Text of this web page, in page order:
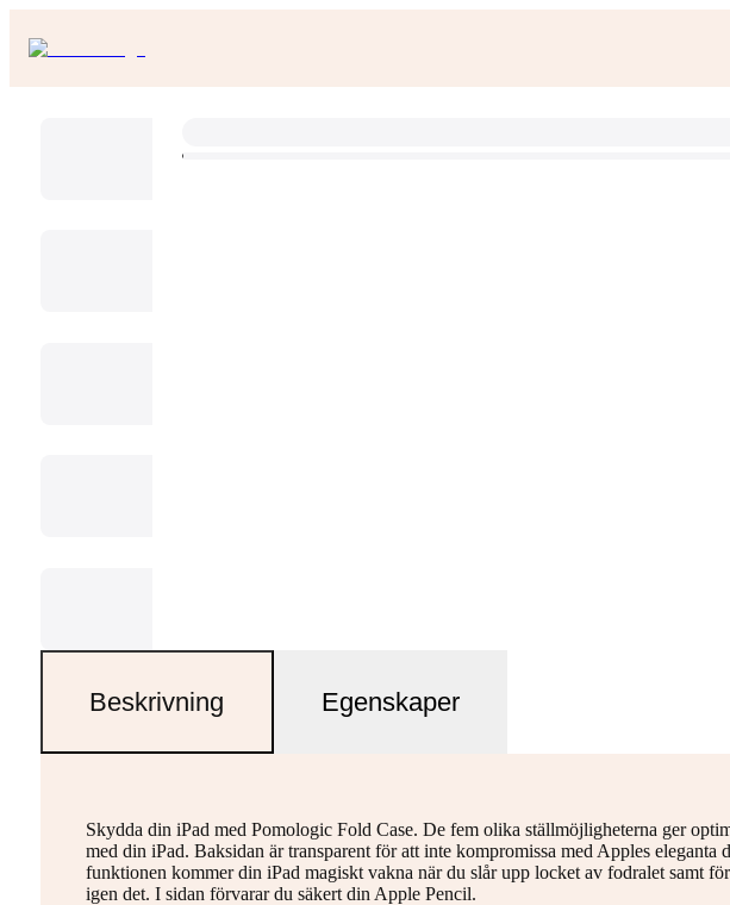
Beskrivning Egenskaper
Skydda din iPad med Pomologic Fold Case. De fem olika ställmöjligheterna ger
med din iPad. Baksidan är transparent för att inte kompromissa med Apples eleganta
funktionen kommer din iPad magiskt vakna när du slår upp locket av fodralet samt
igen det. I sidan förvarar du säkert din Apple Pencil.